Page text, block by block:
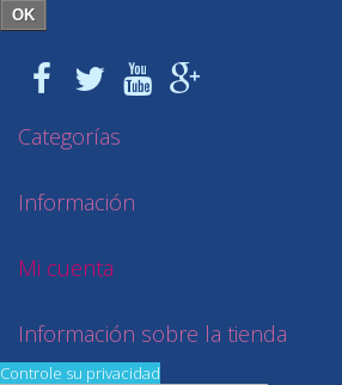
OK
Categorías
Información
Mi cuenta
Información sobre la tienda
Controle su privacidad